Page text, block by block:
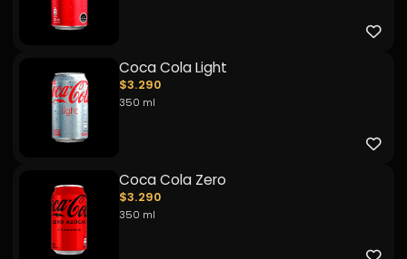
Coca Cola Light
$3.290
350 ml
Coca Cola Zero
$3.290
350 ml